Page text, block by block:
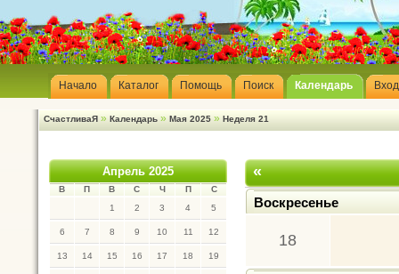
Начало Каталог Помощь Поиск Календарь Вход
СчастливаЯ » Календарь » Мая 2025 » Неделя 21
Апрель 2025
В П В С Ч П
С
1
2 3 4 5
6 7 8 9 10 11 12
13 14 15 16 17 18 19
«
Воскресенье
18